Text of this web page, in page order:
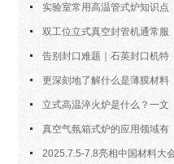
实验室常用高温管式炉知识点
汇总，新手快速上手
双工位立式真空封管机通常服
务于对气氛敏感的样品制备
告别封口难题｜石英封口机特
点、操作步骤全拆解，小白也能学
会
更深刻地了解什么是薄膜材料
制备？
立式高温淬火炉是什么？一文
看懂它的基本知识
真空气氛箱式炉的应用领域有
哪些？
2025.7.5-7.8亮相中国材料大